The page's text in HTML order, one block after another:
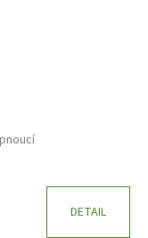
DETAIL